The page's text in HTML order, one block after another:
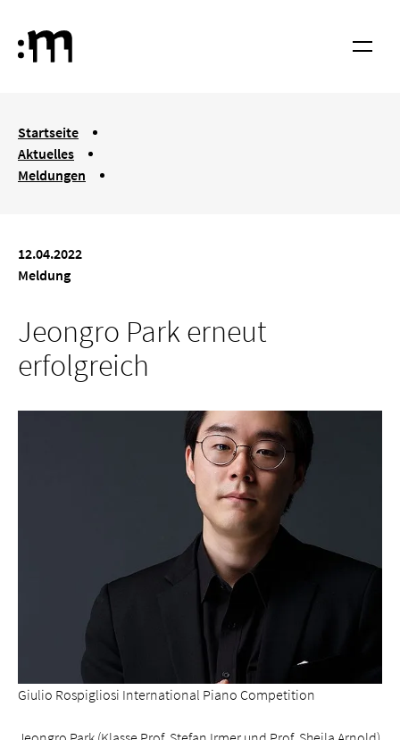
Hochschule für Musik und Tanz Köln Menü
You are here:
Startseite
Aktuelles
Meldungen
Jeongro Park erneut erfolgreich
12.04.2022
Meldung
Jeongro Park erneut
erfolgreich
Giulio Rospigliosi International Piano Competition